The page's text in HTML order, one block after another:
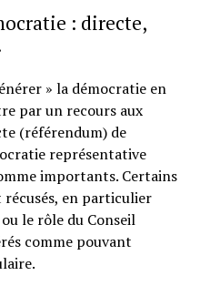
: directe,
» la démocratie en
par un recours aux
(référendum) de
représentative
importants. Certains
en particulier
le rôle du Conseil
comme pouvant